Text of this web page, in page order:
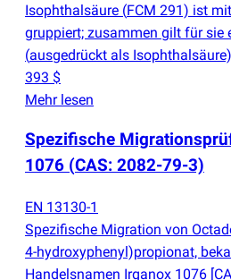
Isophthalsäure (FCM 291) ist
gruppiert; zusammen gilt für sie
(ausgedrückt als
393 $
Mehr lesen
Spezifische
1076 (CAS: 2082-79-3)
EN 13130-1
Spezifische Migration von
4-hydroxyphenyl)propionat,
Handelsnamen Irganox 1076